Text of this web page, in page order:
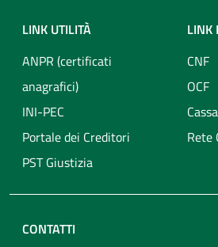
LINK UTILITÀ
ANPR (certificati
anagrafici)
INI-PEC
Portale dei Creditori
PST Giustizia
LINK
CNF
OCF
Rete
CONTATTI